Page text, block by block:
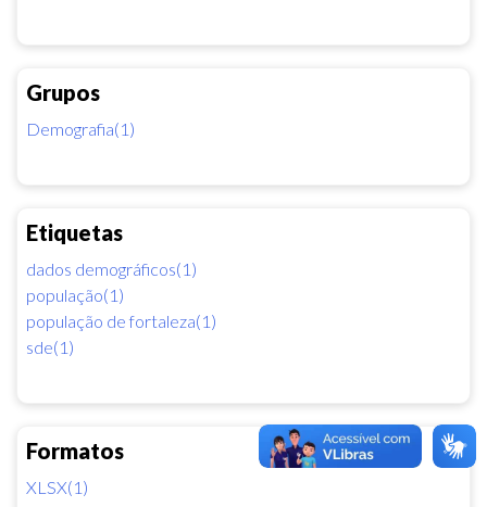
Grupos
Demografia(1)
Etiquetas
dados demográficos(1)
população(1)
população de fortaleza(1)
sde(1)
Formatos
XLSX(1)